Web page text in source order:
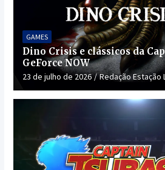
GAMES
Dino Crisis e clássicos da
GeForce NOW
23 de julho de 2026 Redação Estação